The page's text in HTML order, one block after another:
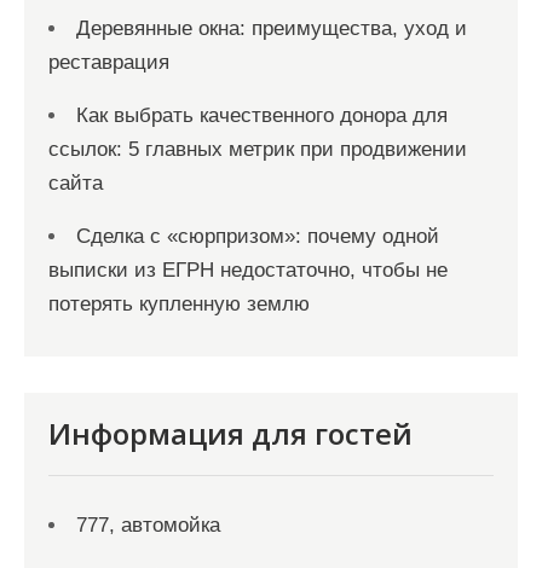
Деревянные окна: преимущества, уход и
реставрация
Как выбрать качественного донора для
ссылок: 5 главных метрик при продвижении
сайта
Сделка с «сюрпризом»: почему одной
выписки из ЕГРН недостаточно, чтобы не
потерять купленную землю
Информация для гостей
777, автомойка